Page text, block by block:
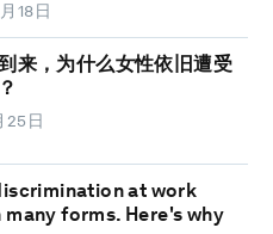
18日
来，为什么女性依旧遭受
25日
at work
many forms. Here's why